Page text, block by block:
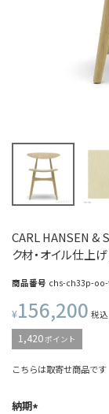
CARL HANSEN &
ク材・オイル仕上
商品番号 chs-ch33p-
¥156,200 税込
1,420ポイント
こちらは取寄せ商品です
納期